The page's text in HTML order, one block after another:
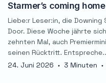
Starmer’s coming home
Liebe:r Leser:in, die
Door. Diese Woche jährte
zehnten Mal, auch
seinen Rücktritt.
24. Juni 2026 • 3 Minuten •